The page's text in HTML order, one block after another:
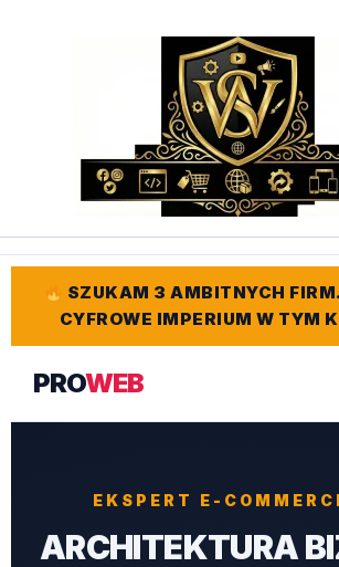
SZUKAM 3 AMBITNYCH
CYFROWE IMPERIUM W TYM
PROWEB
EKSPERT E-
ARCHITEKTURA